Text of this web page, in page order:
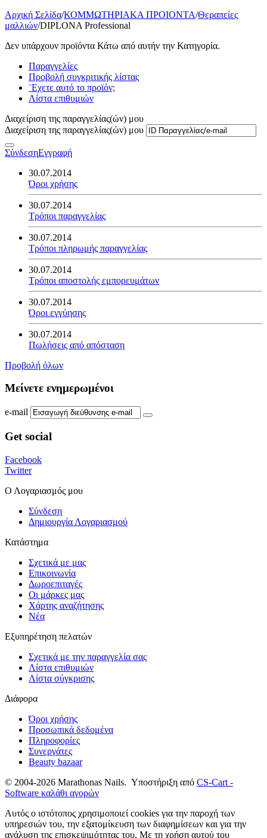
Αρχική Σελίδα/ΚΟΜΜΩΤΗΡΙΑΚΑ ΠΡΟΙΟΝΤΑ/Θεραπείες
μαλλιών/DIPLONA Professional
Δεν υπάρχουν προϊόντα Κάτω από αυτήν την Κατηγορία.
Παραγγελίες
Προβολή συγκριτικής λίστας
¨Εχετε αυτό το προϊόν;
Λίστα επιθυμιών
Διαχείριση της παραγγελίας(ών) μου
Διαχείριση της παραγγελίας(ών) μου
ΣύνδεσηΕγγραφή
30.07.2014
Όροι χρήσης
30.07.2014
Τρόποι παραγγελίας
30.07.2014
Τρόποι πληρωμής παραγγελίας
30.07.2014
Τρόποι αποστολής εμπορευμάτων
30.07.2014
Όροι εγγύησης
30.07.2014
Πωλήσεις από απόσταση
Προβολή όλων
Μείνετε ενημερωμένοι
e-mail
Get social
Facebook
Twitter
Ο Λογαριασμός μου
Σύνδεση
Δημιουργία Λογαριασμού
Κατάστημα
Σχετικά με μας
Επικοινωνία
Δωροεπιταγές
Οι μάρκες μας
Χάρτης αναζήτησης
Νέα
Εξυπηρέτηση πελατών
Σχετικά με την παραγγελία σας
Λίστα επιθυμιών
Λίστα σύγκρισης
Διάφορα
Όροι χρήσης
Προσωπικά δεδομένα
Πληροφορίες
Συνεργάτες
Beauty bazaar
© 2004-2026 Marathonas Nails. Υποστήριξη από CS-Cart -
Software καλάθι αγορών
Αυτός ο ιστότοπος χρησιμοποιεί cookies για την παροχή των
υπηρεσιών του, την εξατομίκευση των διαφημίσεων και για την
ανάλυση της επισκεψιμότητας του. Με τη χρήση αυτού του